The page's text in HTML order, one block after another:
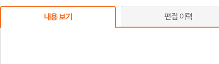
내용 보기 편집 이력